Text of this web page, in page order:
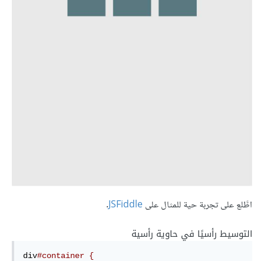
اطَّلع على تجربة حية للمثال علىJSFiddle
.
التوسيط رأسيًا في حاوية رأسية
div#container {